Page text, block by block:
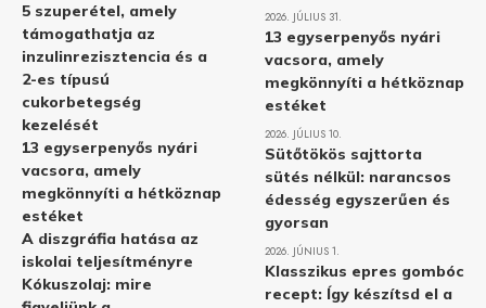
5 szuperétel, amely
támogathatja az
inzulinrezisztencia és a
2-es típusú
cukorbetegség
kezelését
13 egyserpenyős nyári
vacsora, amely
megkönnyíti a hétköznap
estéket
A diszgráfia hatása az
iskolai teljesítményre
Kókuszolaj: mire
2026. JÚLIUS 31.
13 egyserpenyős nyári
vacsora, amely
megkönnyíti a hétköznap
estéket
2026. JÚLIUS 10.
Sütőtökös sajttorta
sütés nélkül: narancsos
édesség egyszerűen és
gyorsan
2026. JÚNIUS 1.
Klasszikus epres gombóc
recept: Így készítsd el a